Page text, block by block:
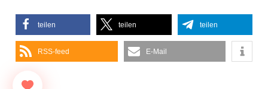
teilen teilen teilen
RSS-feed E-Mail